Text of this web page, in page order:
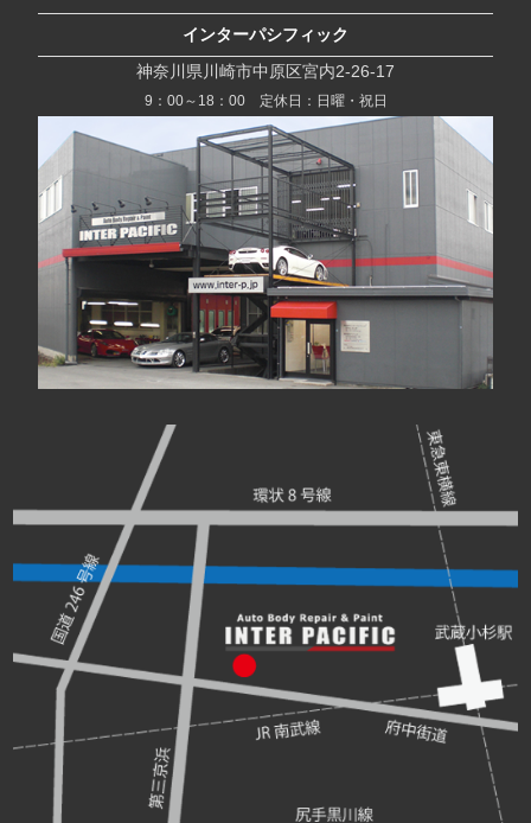
インターパシフィック
神奈川県川崎市中原区宮内2-26-17
9：00～18：00 定休日：日曜・祝日